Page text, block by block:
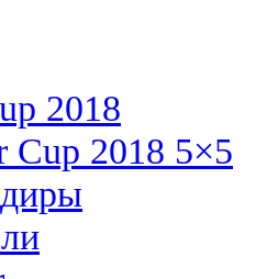
2018
Cup 2018 5×5